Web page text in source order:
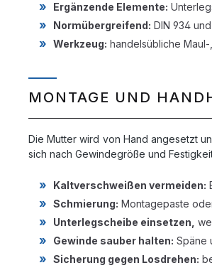
Ergänzende Elemente:
Normübergreifend: DIN 934
Werkzeug: handelsübliche
MONTAGE UND
Die Mutter wird von Hand angesetzt
sich nach Gewindegröße und
Kaltverschweißen vermeiden:
Schmierung: Montagepaste
Unterlegscheibe einsetzen,
Gewinde sauber halten: Späne
Sicherung gegen Losdrehen: